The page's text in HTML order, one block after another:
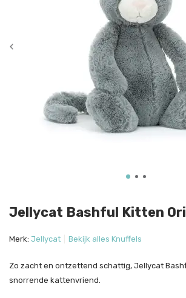
Jellycat Bashful Kitten
Merk: Jellycat Bekijk alles Knuffels
Zo zacht en ontzettend schattig, Jellycat
snorrende kattenvriend.